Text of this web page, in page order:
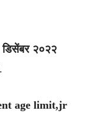
२०२२
age limit,jr